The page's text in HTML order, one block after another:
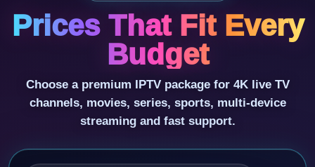
Prices That Fit Every
Budget
Choose a premium IPTV package for 4K live TV
channels, movies, series, sports, multi-device
streaming and fast support.